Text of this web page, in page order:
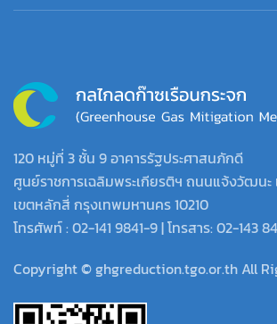
120 หมู่ที่ 3 ชั้น 9 อาคารรัฐประศาสนภักดี
ศูนย์ราชการเฉลิมพระเกียรติฯ ถนนแจ้งวัฒน
เขตหลักสี่ กรุงเทพมหานคร 10210
โทรศัพท์ : 02-141 9841-9 | โทรสาร: 02-143
Copyright © ghgreduction.tgo.or.th All